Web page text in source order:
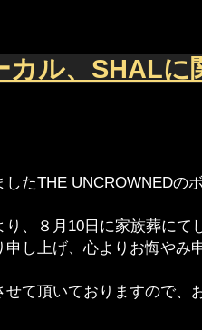
カル、SHALに
たTHE UNCROWNEDの
、８月10日に家族葬にて
し上げ、心よりお悔やみ
せて頂いておりますので、